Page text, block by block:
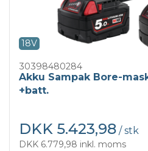
18V
30398480284
Akku Sampak Bore-
+batt.
DKK 5.423,98 / stk
DKK 6.779,98 inkl. moms